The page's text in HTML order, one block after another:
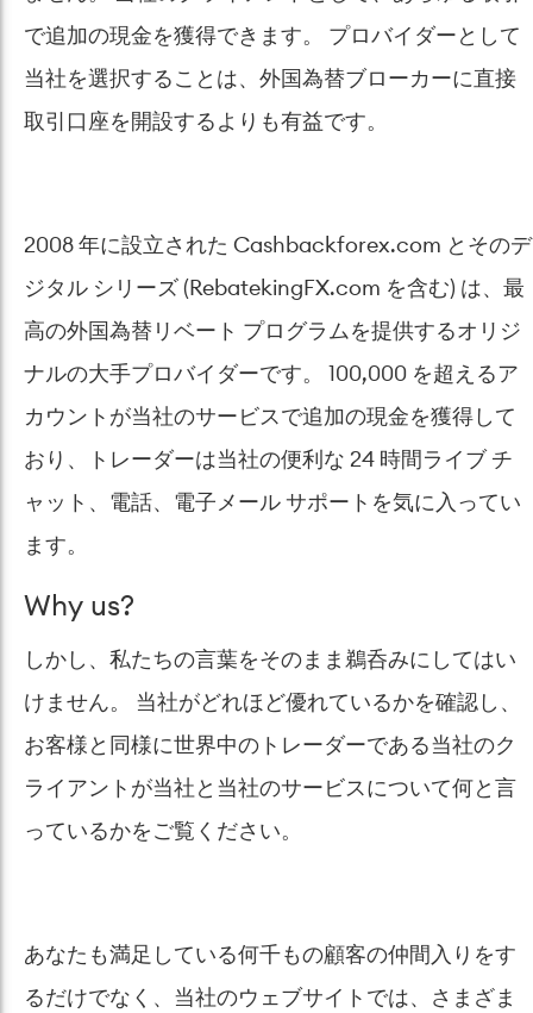
で追加の現金を獲得できます。 プロバイダーとして
当社を選択することは、外国為替ブローカーに直接
取引口座を開設するよりも有益です。
2008 年に設立された Cashbackforex.com とそのデ
ジタル シリーズ (RebatekingFX.com を含む) は、最
高の外国為替リベート プログラムを提供するオリジ
ナルの大手プロバイダーです。 100,000 を超えるア
カウントが当社のサービスで追加の現金を獲得して
おり、トレーダーは当社の便利な 24 時間ライブ チ
ャット、電話、電子メール サポートを気に入ってい
ます。
Why us?
しかし、私たちの言葉をそのまま鵜呑みにしてはい
けません。 当社がどれほど優れているかを確認し、
お客様と同様に世界中のトレーダーである当社のク
ライアントが当社と当社のサービスについて何と言
っているかをご覧ください。
あなたも満足している何千もの顧客の仲間入りをす
るだけでなく、当社のウェブサイトでは、さまざま